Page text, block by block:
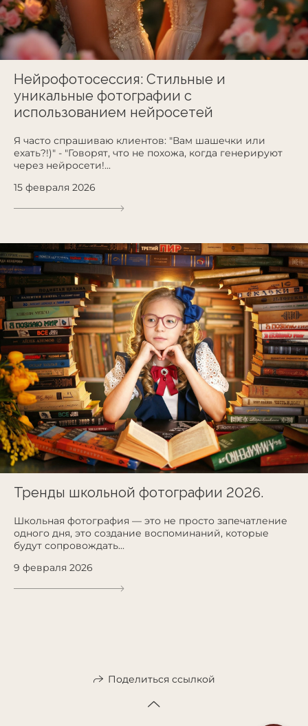
Нейрофотосессия: Стильные и
уникальные фотографии с
использованием нейросетей
Я часто спрашиваю клиентов: "Вам шашечки или
ехать?!)" - "Говорят, что не похожа, когда генерируют
через нейросети!...
15 февраля 2026
Тренды школьной фотографии 2026.
Школьная фотография — это не просто запечатление
одного дня, это создание воспоминаний, которые
будут сопровождать...
9 февраля 2026
Поделиться ссылкой